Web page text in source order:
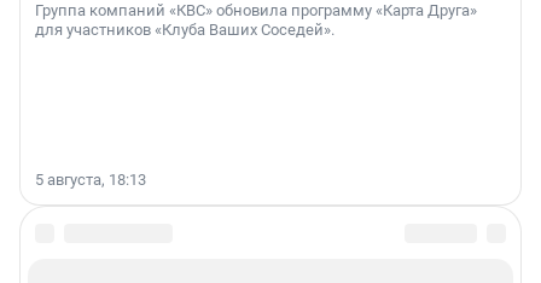
Группа компаний «КВС» обновила программу «Карта Друга»
для участников «Клуба Ваших Соседей».
5 августа, 18:13